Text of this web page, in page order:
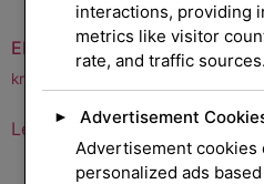
EPOS ADAPT 660 Earpad
kr
Legg i handlekurv
interactions, providing
metrics like visitor
rate, and traffic sources.
►
Advertisement
Advertisement cookies
personalized ads